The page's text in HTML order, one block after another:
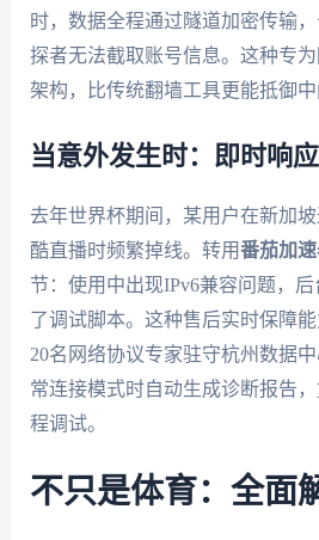
时，数据全程通过隧道加密传输
探者无法截取账号信息。这种专
架构，比传统翻墙工具更能抵御中
当意外发生时：即时响
去年世界杯期间，某用户在新加
酷直播时频繁掉线。转用番茄加
节：使用中出现IPv6兼容问题，
了调试脚本。这种售后实时保障
20名网络协议专家驻守杭州数据
常连接模式时自动生成诊断报告
程调试。
不只是体育：全面